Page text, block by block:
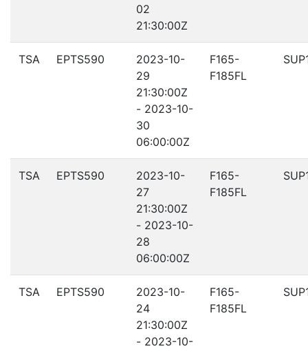
02
21:30:00Z
TSA EPTS590
2023-10-
29
21:30:00Z
- 2023-10-
30
06:00:00Z
F165-
F185FL
TSA EPTS590
2023-10-
27
21:30:00Z
- 2023-10-
28
06:00:00Z
F165-
F185FL
TSA EPTS590
2023-10-
24
21:30:00Z
- 2023-10-
F165-
F185FL